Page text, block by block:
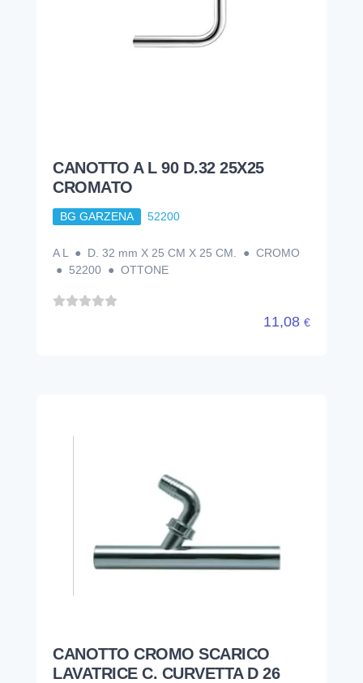
CANOTTO A L 90 D.32 25X25
CROMATO
BG GARZENA 52200
A L ● D. 32 mm X 25 CM X 25 CM. ● CROMO
● 52200 ● OTTONE
11,08 €
CANOTTO CROMO SCARICO
LAVATRICE C. CURVETTA D 26